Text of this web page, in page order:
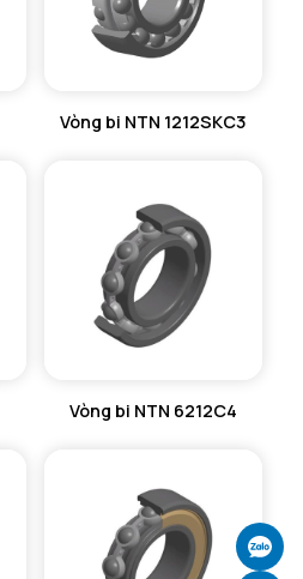
Vòng bi NTN 1212SKC3
Vòng bi NTN 6212C4